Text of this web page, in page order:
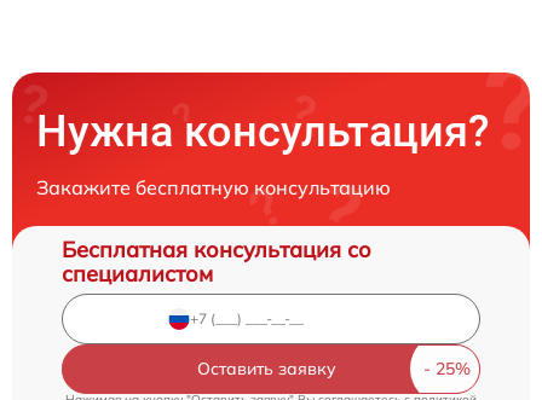
Нужна консультация?
Закажите бесплатную консультацию
Бесплатная консультация со
специалистом
Оставить заявку